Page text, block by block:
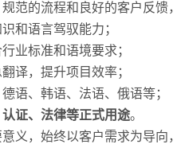
范的流程和良好的客户反馈
和语言驾驭能力；
业标准和语境要求；
译，提升项目效率；
语、韩语、法语、俄语等；
证、法律等正式用途。
义，始终以客户需求为导向